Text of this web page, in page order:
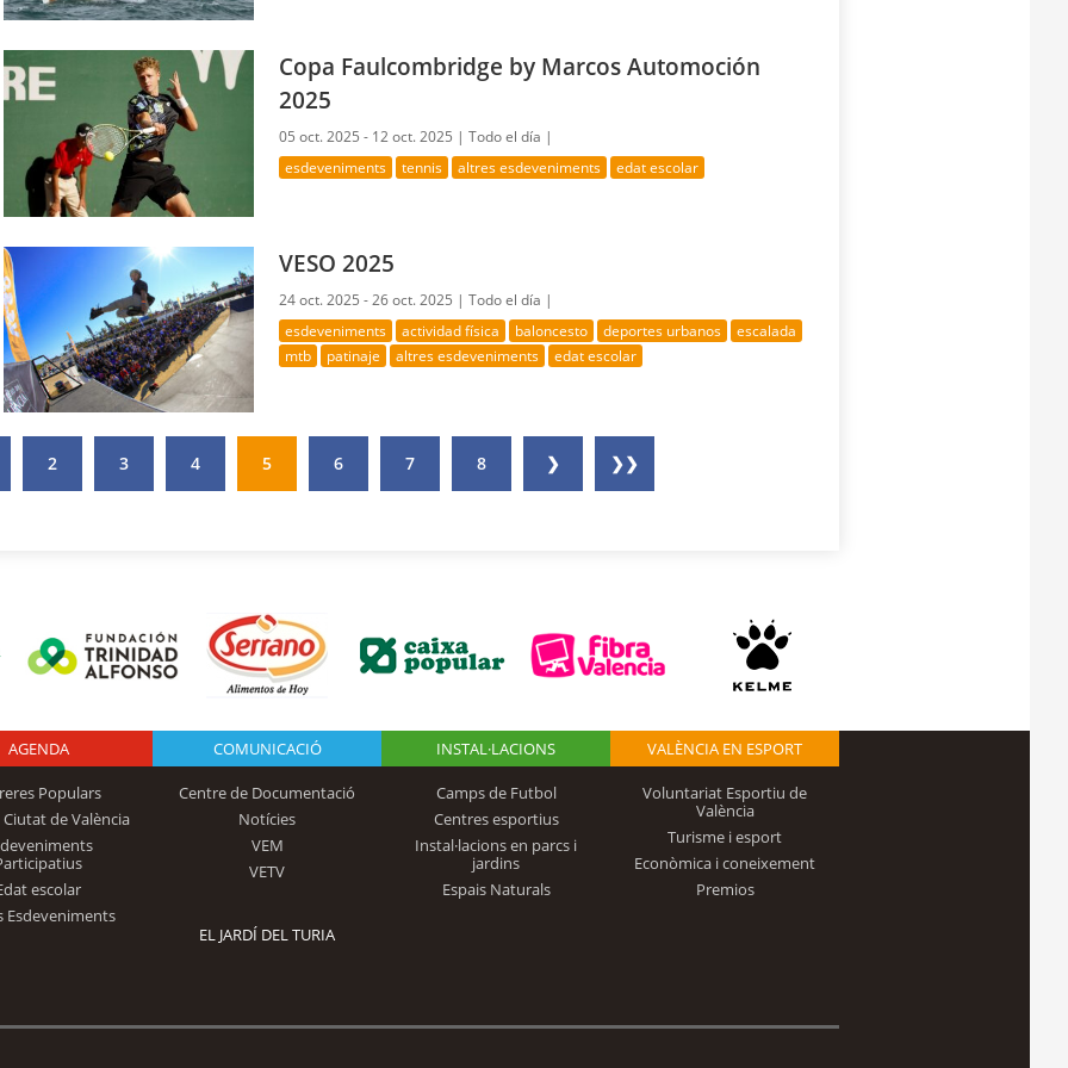
Copa Faulcombridge by Marcos Automoción
2025
05 oct. 2025 - 12 oct. 2025 |Todo el día |
esdeveniments tennis altres esdeveniments edat escolar
VESO 2025
24 oct. 2025 - 26 oct. 2025 |Todo el día |
esdeveniments actividad física baloncesto deportes urbanos
escalada
mtb
patinaje altres esdeveniments edat escolar
2 3 4 5 6 7 8 ❯ ❯❯
Logo Fundación
Trinidad Alfonso
AGENDA
Populars
de València
escolar
Esdeveniments
COMUNICACIÓ
Centre de Documentació
Notícies
VEM
VETV
INSTAL·LACIONS
Camps de Futbol
Centres esportius
Instal·lacions en parcs i
jardins
Espais Naturals
VALÈNCIA EN ESPORT
Voluntariat Esportiu de
València
Turisme i esport
Econòmica i coneixement
Premios
EL JARDÍ DEL TURIA